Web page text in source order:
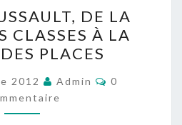
LUSSAULT,
DE
LA
LUTTE
DES
CLASSES
DE LA
CLASSES À LA
PLACES
2012 Admin
0